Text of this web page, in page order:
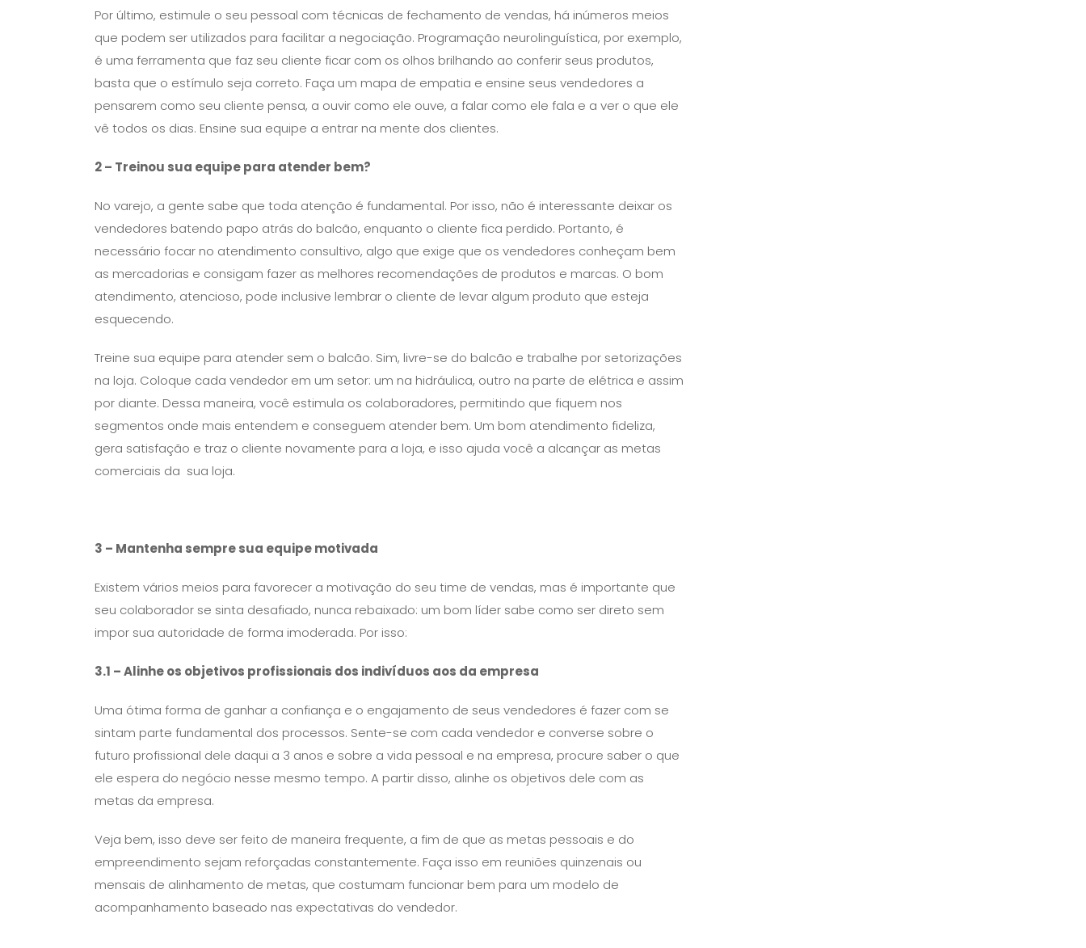
Por último, estimule o seu pessoal com técnicas de fechamento de vendas, há inúmeros meios
que podem ser utilizados para facilitar a negociação. Programação neurolinguística, por exemplo,
é uma ferramenta que faz seu cliente ficar com os olhos brilhando ao conferir seus produtos,
basta que o estímulo seja correto. Faça um mapa de empatia e ensine seus vendedores a
pensarem como seu cliente pensa, a ouvir como ele ouve, a falar como ele fala e a ver o que ele
vê todos os dias. Ensine sua equipe a entrar na mente dos clientes.
2 – Treinou sua equipe para atender bem?
No varejo, a gente sabe que toda atenção é fundamental. Por isso, não é interessante deixar os
vendedores batendo papo atrás do balcão, enquanto o cliente fica perdido. Portanto, é
necessário focar no atendimento consultivo, algo que exige que os vendedores conheçam bem
as mercadorias e consigam fazer as melhores recomendações de produtos e marcas. O bom
atendimento, atencioso, pode inclusive lembrar o cliente de levar algum produto que esteja
esquecendo.
Treine sua equipe para atender sem o balcão. Sim, livre-se do balcão e trabalhe por setorizações
na loja. Coloque cada vendedor em um setor: um na hidráulica, outro na parte de elétrica e assim
por diante. Dessa maneira, você estimula os colaboradores, permitindo que fiquem nos
segmentos onde mais entendem e conseguem atender bem. Um bom atendimento fideliza,
gera satisfação e traz o cliente novamente para a loja, e isso ajuda você a alcançar as metas
comerciais da sua loja.
3 – Mantenha sempre sua equipe motivada
Existem vários meios para favorecer a motivação do seu time de vendas, mas é importante que
seu colaborador se sinta desafiado, nunca rebaixado: um bom líder sabe como ser direto sem
impor sua autoridade de forma imoderada. Por isso:
3.1 – Alinhe os objetivos profissionais dos indivíduos aos da empresa
Uma ótima forma de ganhar a confiança e o engajamento de seus vendedores é fazer com se
sintam parte fundamental dos processos. Sente-se com cada vendedor e converse sobre o
futuro profissional dele daqui a 3 anos e sobre a vida pessoal e na empresa, procure saber o que
ele espera do negócio nesse mesmo tempo. A partir disso, alinhe os objetivos dele com as
metas da empresa.
Veja bem, isso deve ser feito de maneira frequente, a fim de que as metas pessoais e do
empreendimento sejam reforçadas constantemente. Faça isso em reuniões quinzenais ou
mensais de alinhamento de metas, que costumam funcionar bem para um modelo de
acompanhamento baseado nas expectativas do vendedor.